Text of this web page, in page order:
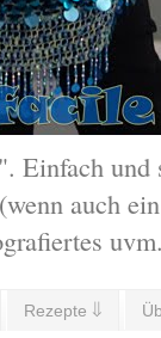
Einfach
auch
uvm.
Rezepte ⇓